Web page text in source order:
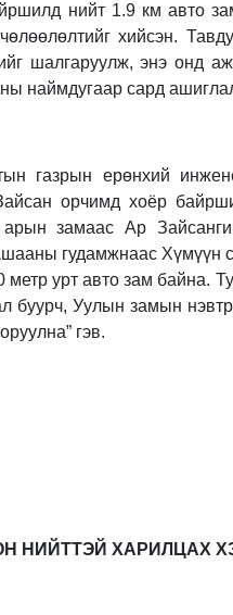
нийт 1.9 км авто
хийсэн.
шалгаруулж, энэ онд
наймдугаар сард
газрын ерөнхий
орчимд хоёр
замаас Ар
гудамжнаас Хүмүүн
урт авто зам байна.
буурч, Уулын замын
гэв.
НИЙТТЭЙ ХАРИЛЦАХ